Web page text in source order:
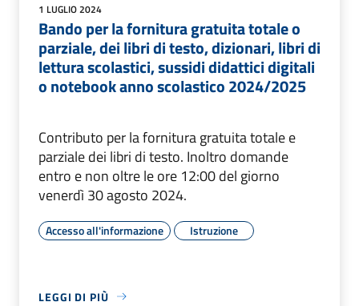
1 LUGLIO 2024
Bando per la fornitura gratuita totale o
parziale, dei libri di testo, dizionari, libri di
lettura scolastici, sussidi didattici digitali
o notebook anno scolastico 2024/2025
Contributo per la fornitura gratuita totale e
parziale dei libri di testo. Inoltro domande
entro e non oltre le ore 12:00 del giorno
venerdì 30 agosto 2024.
Accesso all'informazione Istruzione
LEGGI DI PIÙ